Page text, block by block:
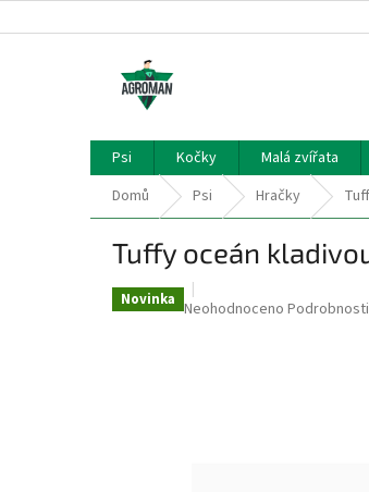
na
Psi Kočky Malá zvířata
Domů
Psi Hračky
Tuffy oceán
Novinka Průměrné
Neohodnoceno